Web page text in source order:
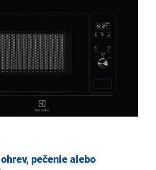
pečenie alebo